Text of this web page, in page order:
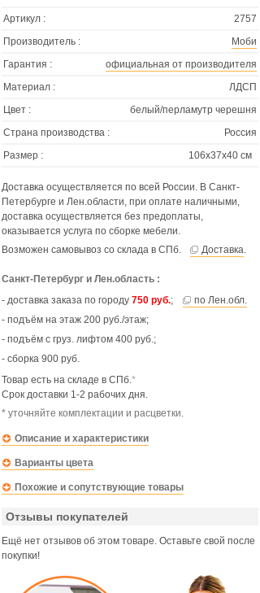
Артикул :
2757
Производитель :
Моби
Гарантия :
официальная от производителя
Материал :
ЛДСП
Цвет :
белый/перламутр черешня
Страна производства :
Россия
Размер :
106х37х40 см
Доставка осуществляется по всей России. В Санкт-
Петербурге и Лен.области, при оплате наличными,
доставка осуществляется без предоплаты,
оказывается услуга по сборке мебели.
Возможен самовывоз со склада в СПб.
Доставка.
Санкт-Петербург и Лен.область :
- доставка заказа по городу 750 руб.;
по Лен.обл.
- подъём на этаж 200 руб./этаж;
- подъём с груз. лифтом 400 руб.;
- сборка 900 руб.
Товар есть на складе в СПб.*
Срок доставки 1-2 рабочих дня.
* уточняйте комплектации и расцветки.
Описание и характеристики
Варианты цвета
Похожие и сопутствующие товары
Отзывы покупателей
Ещё нет отзывов об этом товаре. Оставьте свой после
покупки!